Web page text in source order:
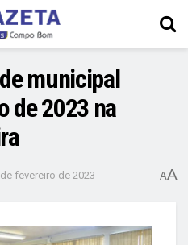
municipal
de 2023 na
fevereiro de 2023 AA